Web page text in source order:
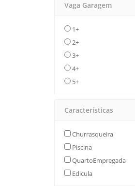
Vaga Garagem
1+
2+
3+
4+
5+
Características
Churrasqueira
Piscina
QuartoEmpregada
Edicula